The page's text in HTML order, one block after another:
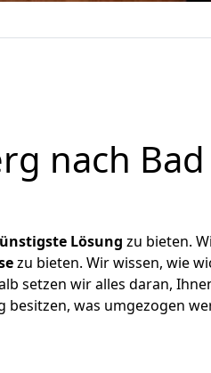
nach Bad
Lösung zu bieten.
zu bieten. Wir wissen, wie
setzen wir alles daran,
besitzen, was umgezogen